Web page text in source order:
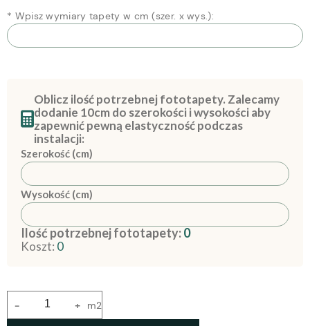
* Wpisz wymiary tapety w cm (szer. x wys.):
Oblicz ilość potrzebnej fototapety. Zalecamy
dodanie 10cm do szerokości i wysokości aby
zapewnić pewną elastyczność podczas
instalacji:
Szerokość (cm)
Wysokość (cm)
Ilość potrzebnej fototapety:0
Koszt: 0
+
- m2